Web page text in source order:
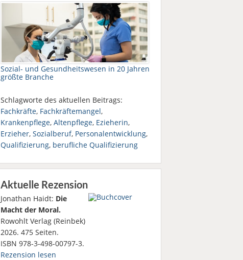
Sozial- und Gesundheitswesen in 20 Jahren
größte Branche
Schlagworte des aktuellen Beitrags:
Fachkräfte, Fachkräftemangel,
Krankenpflege, Altenpflege, Ezieherin,
Erzieher, Sozialberuf, Personalentwicklung,
Qualifizierung, berufliche Qualifizierung
Aktuelle Rezension
Jonathan Haidt: Die
Macht der Moral.
Rowohlt Verlag (Reinbek)
2026. 475 Seiten.
ISBN 978-3-498-00797-3.
Rezension lesen